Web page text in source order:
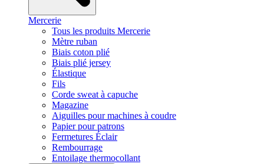
Mercerie
Tous les produits Mercerie
Mètre ruban
Biais coton plié
Biais plié jersey
Élastique
Fils
Corde sweat à capuche
Magazine
Aiguilles pour machines à coudre
Papier pour patrons
Fermetures Éclair
Rembourrage
Entoilage thermocollant